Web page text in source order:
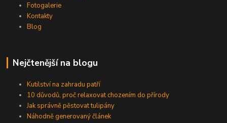
Fotogalerie
Kontakty
Blog
Nejčtenější na blogu
Kutilství na zahradu patří
10 důvodů, proč relaxovat chozením do přírody
Jak správně pěstovat tulipány
Náhodně generovaný článek